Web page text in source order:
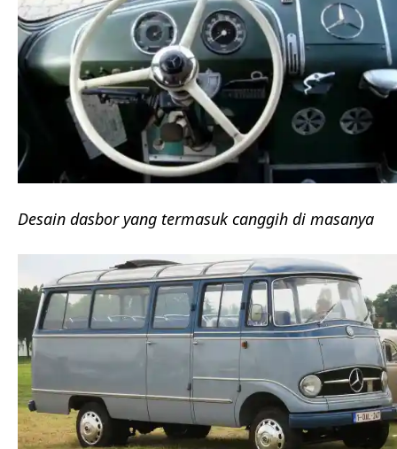
Desain dasbor yang termasuk canggih di masanya